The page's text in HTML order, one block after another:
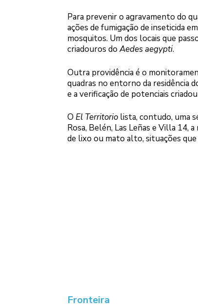
Para prevenir o agravamento do
ações de fumigação de inseticida
mosquitos. Um dos locais que
criadouros doAedes aegypti.
Outra providência é o
quadras no entorno da residência
e a verificação de potenciais
O El Territoriolista, contudo, uma
Rosa, Belén, Las Leñas e Villa 14,
de lixo ou mato alto, situações
Fronteira